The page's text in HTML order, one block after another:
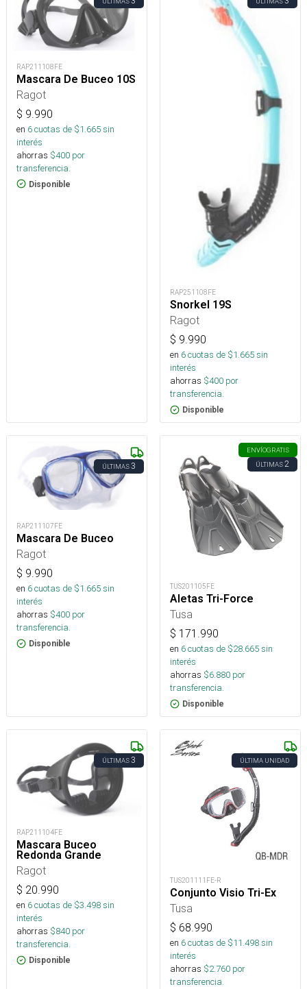
RAP211108FE
Mascara De Buceo 10S
Ragot
$ 9.990
en 6cuotas de $1.665sin
interés
ahorras $400 por
transferencia.
Disponible
RAP251108FE
Snorkel 19S
Ragot
$ 9.990
en 6cuotas de $1.665sin
interés
ahorras $400 por
transferencia.
Disponible
ÚLTIMAS3
RAP211107FE
Mascara De Buceo
Ragot
$ 9.990
en 6cuotas de $1.665sin
interés
ahorras $400 por
transferencia.
Disponible
ENVÍOGRATIS
ÚLTIMAS2
TUS201105FE
Aletas Tri-Force
Tusa
$ 171.990
en 6cuotas de $28.665sin
interés
ahorras $6.880 por
transferencia.
Disponible
ÚLTIMAS3
RAP211104FE
Mascara Buceo
Redonda Grande
Ragot
$ 20.990
en 6cuotas de $3.498sin
interés
ahorras $840 por
transferencia.
Disponible
ÚLTIMA UNIDAD
TUS201111FE-R
Conjunto Visio Tri-Ex
Tusa
$ 68.990
en 6cuotas de $11.498sin
interés
ahorras $2.760 por
transferencia.